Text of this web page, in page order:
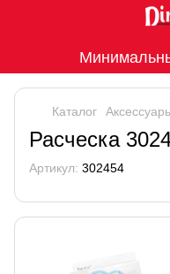
Каталог
Расческа
Артикул: 302454